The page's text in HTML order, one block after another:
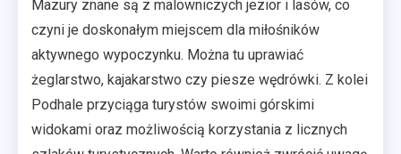
Mazury znane są z malowniczych jezior i lasów, co
czyni je doskonałym miejscem dla miłośników
aktywnego wypoczynku. Można tu uprawiać
żeglarstwo, kajakarstwo czy piesze wędrówki. Z kolei
Podhale przyciąga turystów swoimi górskimi
widokami oraz możliwością korzystania z licznych